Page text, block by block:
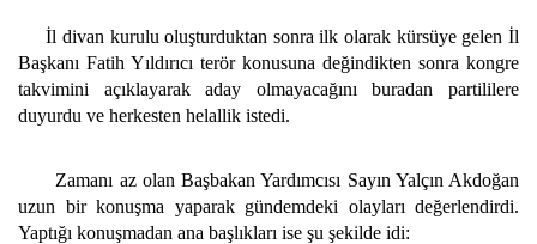
İl divan kurulu oluşturduktan sonra ilk olarak kürsüye gelen İl
Başkanı Fatih Yıldırıcı terör konusuna değindikten sonra kongre
takvimini açıklayarak aday olmayacağını buradan partililere
duyurdu ve herkesten helallik istedi.
Zamanı az olan Başbakan Yardımcısı Sayın Yalçın Akdoğan
uzun bir konuşma yaparak gündemdeki olayları değerlendirdi.
Yaptığı konuşmadan ana başlıkları ise şu şekilde idi: